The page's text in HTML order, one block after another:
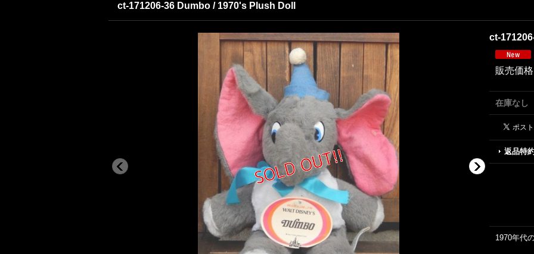
ct-171206-36 Dumbo / 1970's Plush Doll
ct-
販売価格
在庫なし
返品特
1970年代